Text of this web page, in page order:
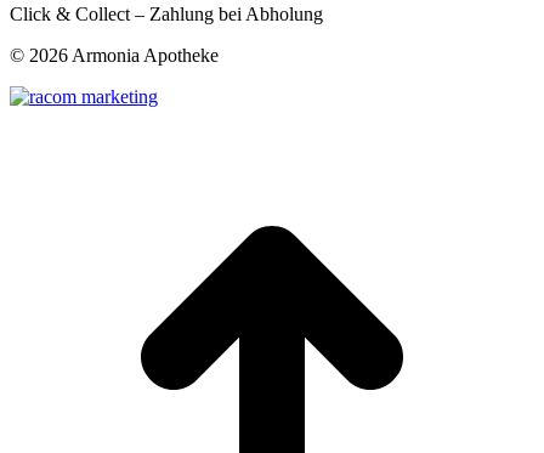
Click & Collect – Zahlung bei Abholung
© 2026 Armonia Apotheke